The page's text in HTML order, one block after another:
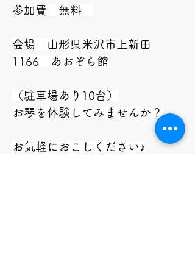
参加費　無料
会場　山形県米沢市上新田
1166　あおぞら館
（駐車場あり10台）
お琴を体験してみませんか？
お気軽におこしください♪